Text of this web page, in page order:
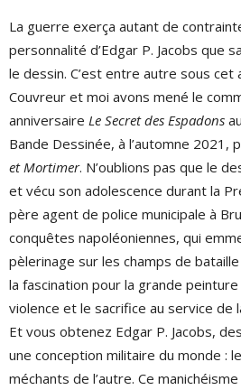
La guerre exerça autant de
personnalité d’Edgar P. Jacobs que
le dessin. C’est entre autre sous cet
Couvreur et moi avons mené le
anniversaire Le Secret des Espadons
Bande Dessinée, à l’automne 2021,
et Mortimer. N’oublions pas que le
et vécu son adolescence durant la
père agent de police municipale à
conquêtes napoléoniennes, qui
pèlerinage sur les champs de
la fascination pour la grande
violence et le sacrifice au service de
Et vous obtenez Edgar P. Jacobs,
une conception militaire du monde :
méchants de l’autre. Ce